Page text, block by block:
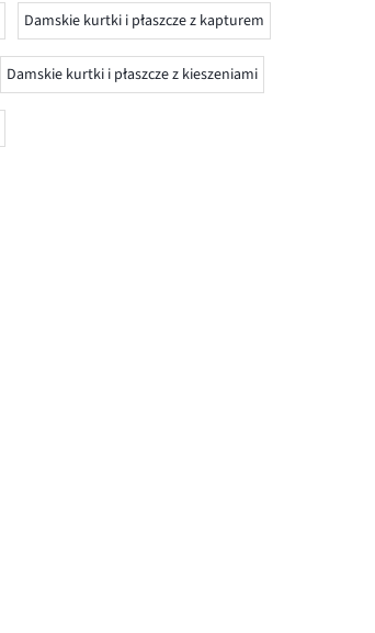
Damskie kurtki i płaszcze z kapturem
Damskie kurtki i płaszcze z kieszeniami